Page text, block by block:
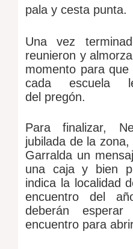
pala y cesta punta.
Una vez
reunieron y
momento para
cada escuela
del pregón.
Para finalizar,
jubilada de la
Garralda un
una caja y bien
indica la localidad
encuentro del
deberán
encuentro para